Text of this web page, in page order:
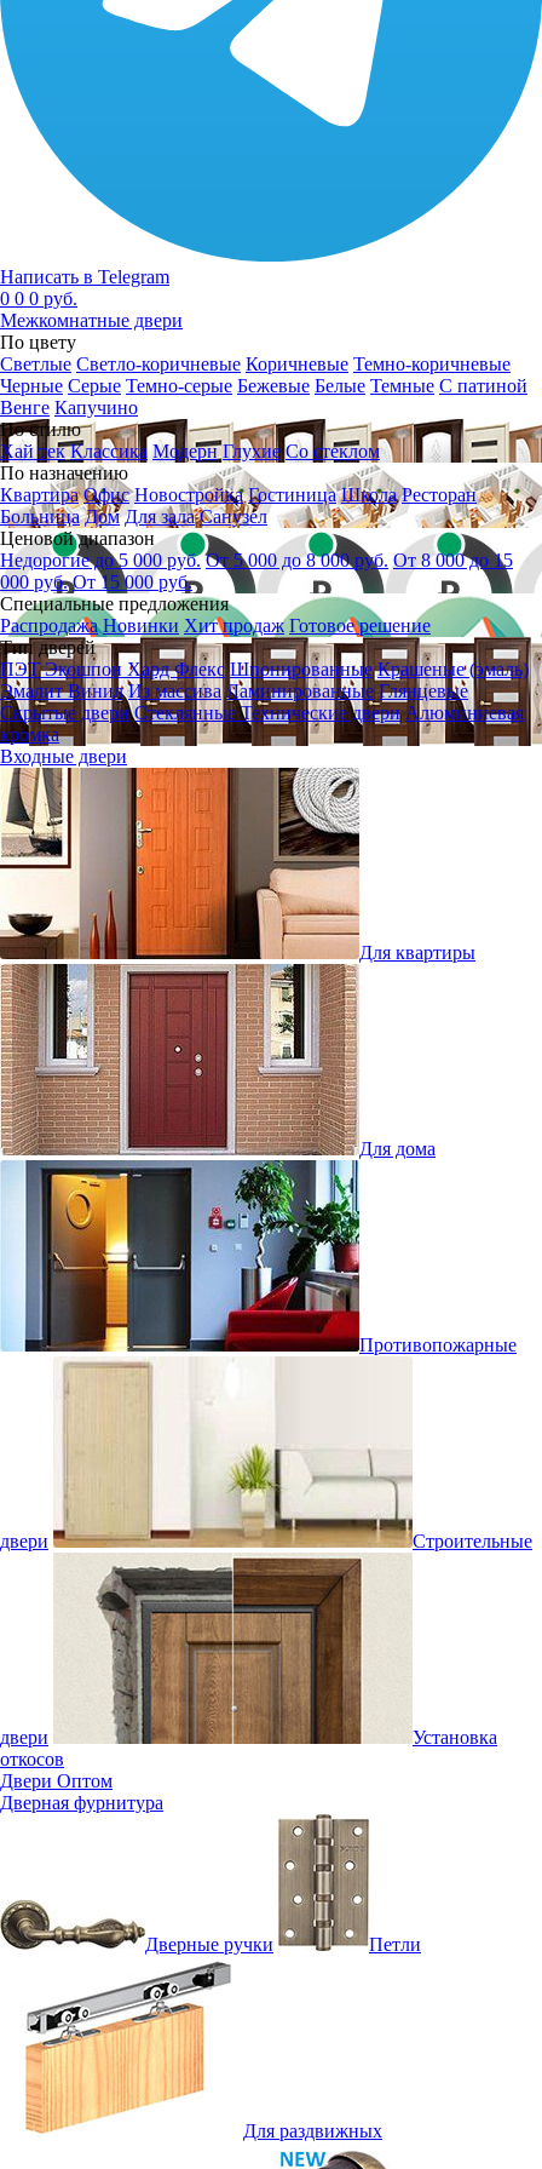
Написать в Telegram
0 0 0 руб.
Межкомнатные двери
По цвету
Светлые Светло-коричневые Коричневые Темно-коричневые
Черные Серые Темно-серые Бежевые Белые Темные С патиной
Венге Капучино
По стилю
Хай тек Классика Модерн Глухие Со стеклом
По назначению
Квартира Офис Новостройка Гостиница Школа Ресторан
Больница Дом Для зала Санузел
Ценовой диапазон
Недорогие до 5 000 руб. От 5 000 до 8 000 руб. От 8 000 до 15
000 руб. От 15 000 руб.
Специальные предложения
Распродажа Новинки Хит продаж Готовое решение
Тип дверей
ПЭТЭкошпон Хард Флекс Шпонированные Крашеные (эмаль)
ЭмалитВинил Из массива Ламинированные Глянцевые
Скрытые двери СтеклянныеТехнические двери Алюминиевая
кромка
Входные двери
Для квартиры
Для дома
Противопожарные
двери Строительные
двери
Установка
откосов
Двери Оптом
Дверная фурнитура
Дверные ручки Петли
Для раздвижных